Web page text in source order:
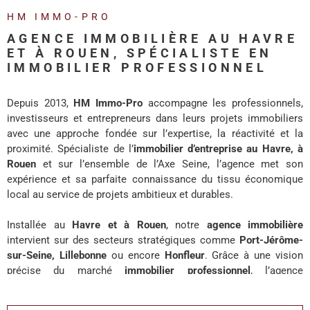
BLOG
HM IMMO-PRO
AGENCE IMMOBILIÈRE AU HAVRE
ET À ROUEN, SPÉCIALISTE EN
IMMOBILIER PROFESSIONNEL
Depuis 2013, HM Immo-Pro accompagne les professionnels,
investisseurs et entrepreneurs dans leurs projets immobiliers
avec une approche fondée sur l’expertise, la réactivité et la
proximité. Spécialiste de l’immobilier d’entreprise au Havre, à
Rouen et sur l’ensemble de l’Axe Seine, l’agence met son
expérience et sa parfaite connaissance du tissu économique
local au service de projets ambitieux et durables.
Installée au Havre et à Rouen, notre agence immobilière
intervient sur des secteurs stratégiques comme Port-Jérôme-
sur-Seine, Lillebonneou encore Honfleur. Grâce à une vision
précise du marché immobilier professionnel , l’agence